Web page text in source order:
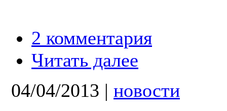
2 комментария
Читать далее
04/04/2013 | новости